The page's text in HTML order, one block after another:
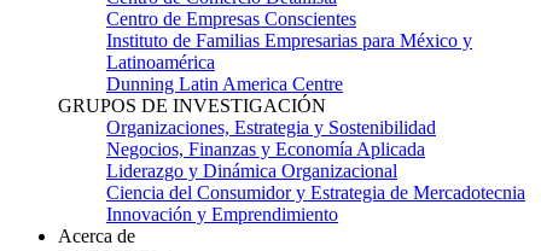
Centro de Empresas Conscientes
Instituto de Familias Empresarias para México y
Latinoamérica
Dunning Latin America Centre
GRUPOS DE INVESTIGACIÓN
Organizaciones, Estrategia y Sostenibilidad
Negocios, Finanzas y Economía Aplicada
Liderazgo y Dinámica Organizacional
Ciencia del Consumidor y Estrategia de Mercadotecnia
Innovación y Emprendimiento
Acerca de